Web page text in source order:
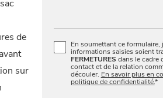
de
sur
En soumettant ce formulaire,
informations saisies soient
FERMETURES dans le cadre
contact et de la relation
découler. En savoir plus en
politique de confidentialité.*